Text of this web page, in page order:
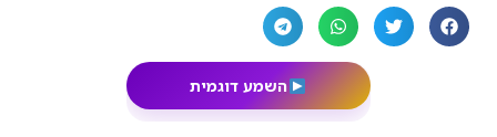
השמע דוגמית